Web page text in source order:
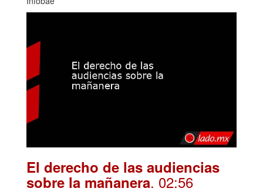
El derecho de las audiencias
sobre la mañanera. 02:56